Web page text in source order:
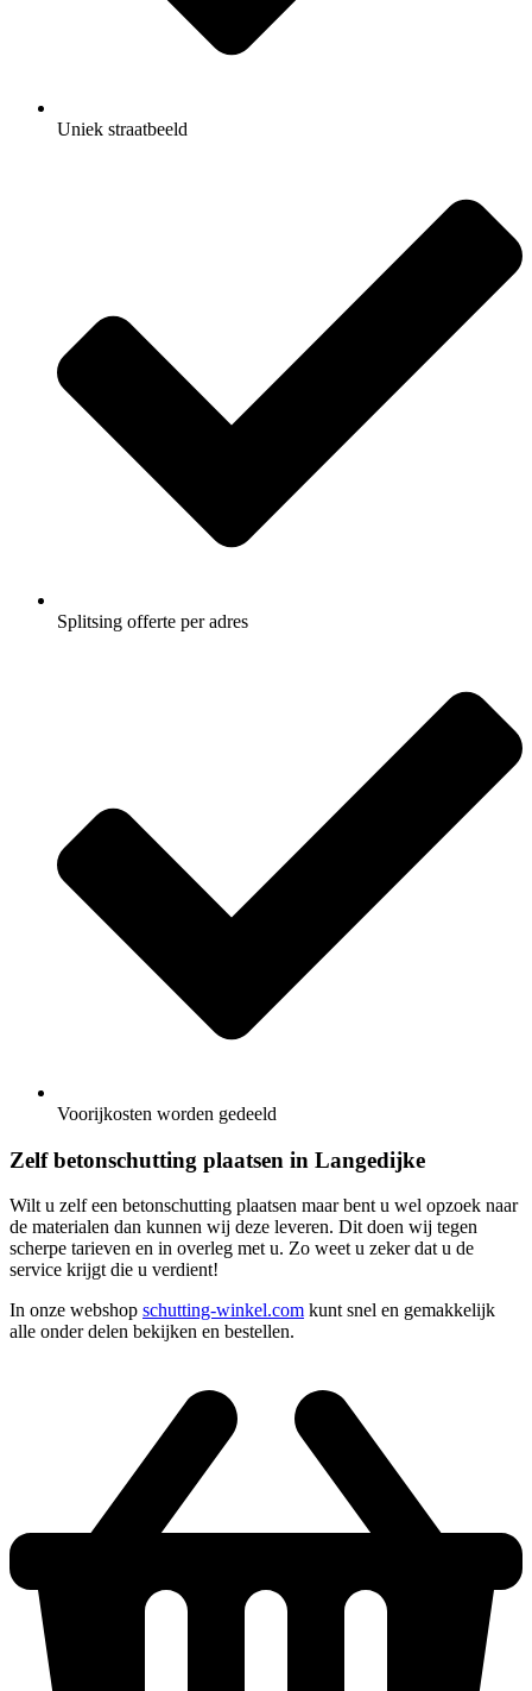
Uniek straatbeeld
Splitsing offerte per adres
Voorijkosten worden gedeeld
Zelf betonschutting plaatsen in Langedijke
Wilt u zelf een betonschutting plaatsen maar bent u wel opzoek naar
de materialen dan kunnen wij deze leveren. Dit doen wij tegen
scherpe tarieven en in overleg met u. Zo weet u zeker dat u de
service krijgt die u verdient!
In onze webshop schutting-winkel.com kunt snel en gemakkelijk
alle onder delen bekijken en bestellen.